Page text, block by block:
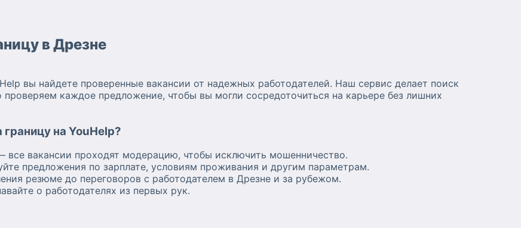
в Дрезне
вы найдете проверенные вакансии от надежных работодателей. Наш сервис делает поиск
каждое предложение, чтобы вы могли сосредоточиться на карьере без лишних
границу на YouHelp?
все вакансии проходят модерацию, чтобы исключить мошенничество.
предложения по зарплате, условиям проживания и другим параметрам.
резюме до переговоров с работодателем в Дрезне и за рубежом.
о работодателях из первых рук.